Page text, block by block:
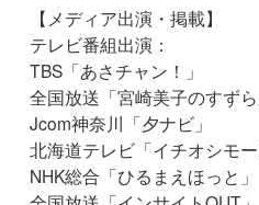
【メディア出演・掲載】
テレビ番組出演：
TBS「あさチャン！」
全国放送「宮崎美子のすずら
Jcom神奈川「夕ナビ」
北海道テレビ「イチオシモー
NHK総合「ひるまえほっと」